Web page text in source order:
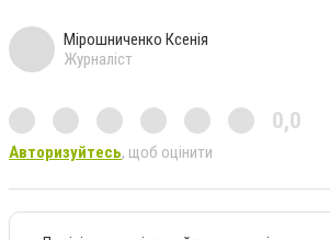
Мірошниченко Ксенія
Журналіст
0,0
Авторизуйтесь, щоб оцінити